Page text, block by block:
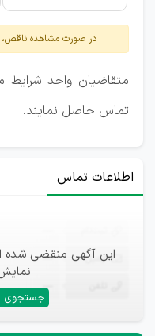
در صورت مشاهده
متقاضیان واجد شرایط
تماس حاصل نمایند.
اطلاعات تماس
این آگهی منقضی شده
جستجوی
ایمیل —
—